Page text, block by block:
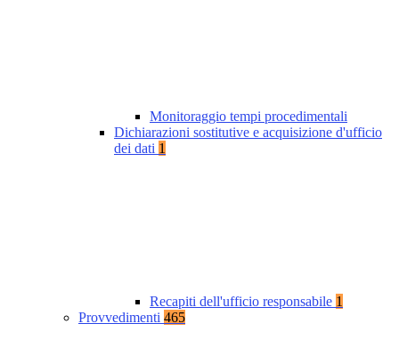
Monitoraggio tempi procedimentali
Dichiarazioni sostitutive e acquisizione d'ufficio
dei dati 1
Recapiti dell'ufficio responsabile 1
Provvedimenti 465